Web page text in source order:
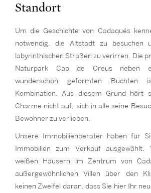
Standort
Um die Geschichte von Cadaqués
notwendig, die Altstadt zu besuchen
labyrinthischen Straßen zu verirren. Die
Naturpark Cap de Creus neben
wunderschön geformten Buchten
Kombination. Aus diesem Grund hört
Charme nicht auf, sich in alle seine
Bewohner zu verlieben.
Unsere Immobilienberater haben für
Immobilien zum Verkauf ausgewählt.
weißen Häusern im Zentrum von
außergewöhnlichen Villen über den
keinen Zweifel daran, dass Sie hier Ihr